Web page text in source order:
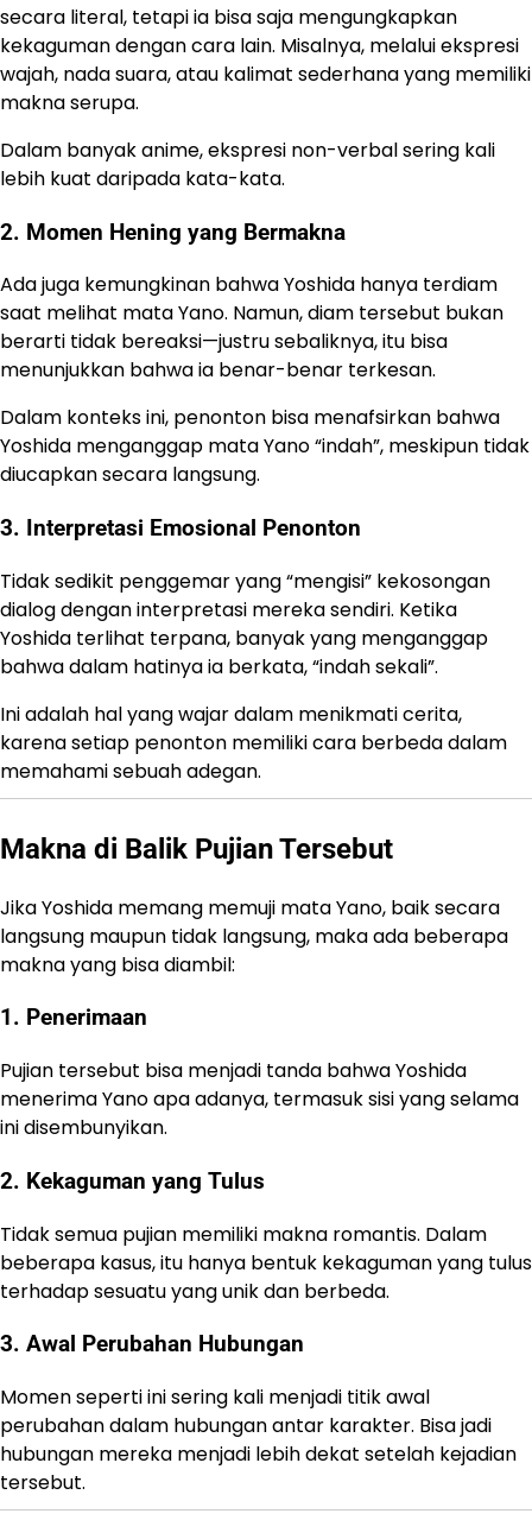
secara literal, tetapi ia bisa saja mengungkapkan
kekaguman dengan cara lain. Misalnya, melalui ekspresi
wajah, nada suara, atau kalimat sederhana yang memiliki
makna serupa.
Dalam banyak anime, ekspresi non-verbal sering kali
lebih kuat daripada kata-kata.
2. Momen Hening yang Bermakna
Ada juga kemungkinan bahwa Yoshida hanya terdiam
saat melihat mata Yano. Namun, diam tersebut bukan
berarti tidak bereaksi—justru sebaliknya, itu bisa
menunjukkan bahwa ia benar-benar terkesan.
Dalam konteks ini, penonton bisa menafsirkan bahwa
Yoshida menganggap mata Yano “indah”, meskipun tidak
diucapkan secara langsung.
3. Interpretasi Emosional Penonton
Tidak sedikit penggemar yang “mengisi” kekosongan
dialog dengan interpretasi mereka sendiri. Ketika
Yoshida terlihat terpana, banyak yang menganggap
bahwa dalam hatinya ia berkata, “indah sekali”.
Ini adalah hal yang wajar dalam menikmati cerita,
karena setiap penonton memiliki cara berbeda dalam
memahami sebuah adegan.
Makna di Balik Pujian Tersebut
Jika Yoshida memang memuji mata Yano, baik secara
langsung maupun tidak langsung, maka ada beberapa
makna yang bisa diambil:
1. Penerimaan
Pujian tersebut bisa menjadi tanda bahwa Yoshida
menerima Yano apa adanya, termasuk sisi yang selama
ini disembunyikan.
2. Kekaguman yang Tulus
Tidak semua pujian memiliki makna romantis. Dalam
beberapa kasus, itu hanya bentuk kekaguman yang tulus
terhadap sesuatu yang unik dan berbeda.
3. Awal Perubahan Hubungan
Momen seperti ini sering kali menjadi titik awal
perubahan dalam hubungan antar karakter. Bisa jadi
hubungan mereka menjadi lebih dekat setelah kejadian
tersebut.